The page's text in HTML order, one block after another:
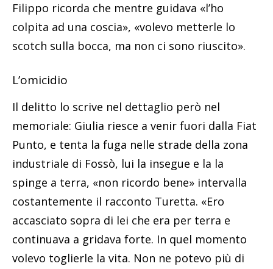
Filippo ricorda che mentre guidava «l’ho
colpita ad una coscia», «volevo metterle lo
scotch sulla bocca, ma non ci sono riuscito».
L’omicidio
Il delitto lo scrive nel dettaglio però nel
memoriale: Giulia riesce a venir fuori dalla Fiat
Punto, e tenta la fuga nelle strade della zona
industriale di Fossò, lui la insegue e la la
spinge a terra, «non ricordo bene» intervalla
costantemente il racconto Turetta. «Ero
accasciato sopra di lei che era per terra e
continuava a gridava forte. In quel momento
volevo toglierle la vita. Non ne potevo più di